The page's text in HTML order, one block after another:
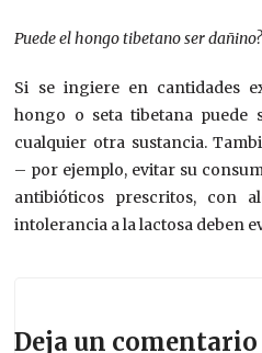
Puede el hongo tibetano ser dañino?
Si se ingiere en cantidades
hongo o seta tibetana puede
cualquier otra sustancia.
– por ejemplo, evitar su
antibióticos prescritos, con
intolerancia a la lactosa deben
Deja un comentario